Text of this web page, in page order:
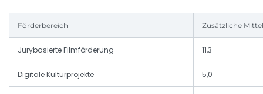
Förderbereich Zusätzliche
Jurybasierte Filmförderung 11,3
Digitale Kulturprojekte 5,0